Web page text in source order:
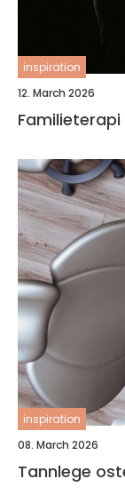
inspiration
12. March 2026
inspiration
08. March 2026